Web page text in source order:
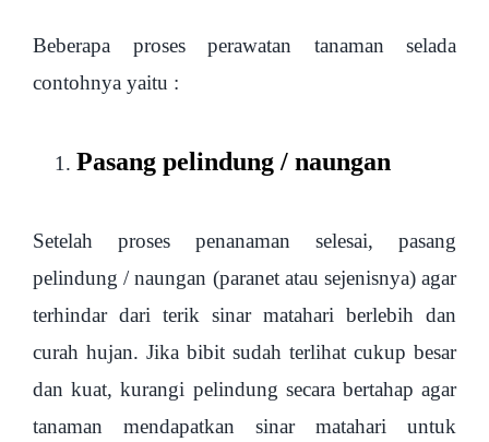
Beberapa proses perawatan tanaman selada
contohnya yaitu :
Pasang pelindung / naungan
Setelah proses penanaman selesai, pasang
pelindung / naungan (paranet atau sejenisnya) agar
terhindar dari terik sinar matahari berlebih dan
curah hujan. Jika bibit sudah terlihat cukup besar
dan kuat, kurangi pelindung secara bertahap agar
tanaman mendapatkan sinar matahari untuk